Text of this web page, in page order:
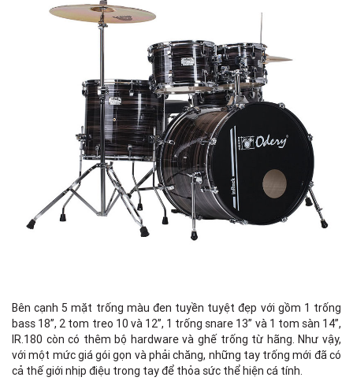
Bên cạnh 5 mặt trống màu đen tuyền tuyệt đẹp với gồm 1 trống
bass 18”, 2 tom treo 10 và 12”, 1 trống snare 13” và 1 tom sàn 14”,
IR.180 còn có thêm bộ hardware và ghế trống từ hãng. Như vậy,
với một mức giá gói gọn và phải chăng, những tay trống mới đã có
cả thế giới nhịp điệu trong tay để thỏa sức thể hiện cá tính.